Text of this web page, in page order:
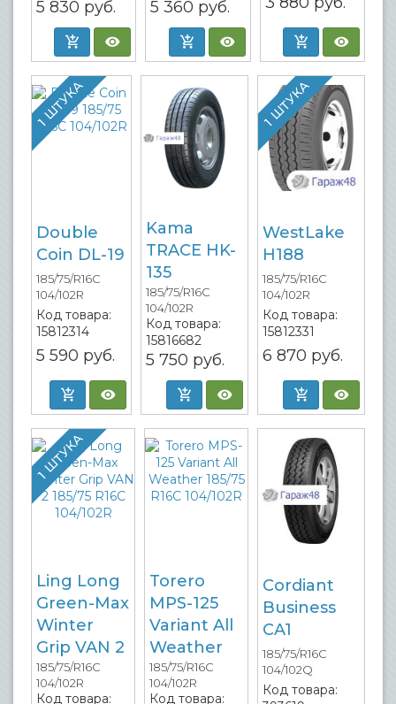
5 830 руб. 5 360 руб.
1 ШТУКА
Double
Coin DL-19
185/75/R16C
104/102R
Код товара:
15812314
5 590 руб.
Kama
TRACE HK-
135
185/75/R16C
104/102R
Код товара:
15816682
5 750 руб.
1 ШТУКА
WestLake
H188
185/75/R16C
104/102R
Код товара:
15812331
6 870 руб.
1 ШТУКА
Ling Long
Green-Max
Winter
Grip VAN 2
185/75/R16C
104/102R
Код товара:
Torero
MPS-125
Variant All
Weather
185/75/R16C
104/102R
Код товара:
Cordiant
Business
CA1
185/75/R16C
104/102Q
Код товара: